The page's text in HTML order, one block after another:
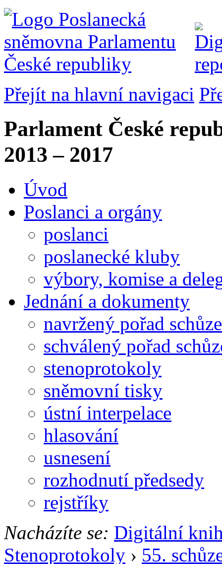
Přejít na hlavní navigaci
Parlament České
2013 – 2017
Úvod
Poslanci a orgány
poslanci
poslanecké kluby
výbory, komise a
Jednání a dokumenty
navržený pořad schůze
schválený pořad
stenoprotokoly
sněmovní tisky
ústní interpelace
hlasování
usnesení
rozhodnutí předsedy
rejstříky
Nacházíte se: Digitální
Stenoprotokoly › 55.